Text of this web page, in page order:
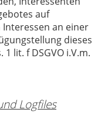
auf
an einer
dieses
lit. f DSGVO i.V.m.
Logfiles